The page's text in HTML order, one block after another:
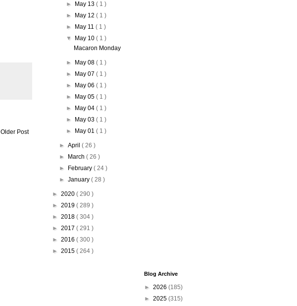
Older Post
►
May 13( 1 )
►
May 12( 1 )
►
May 11( 1 )
▼
May 10( 1 )
Macaron Monday
► May 08( 1 )
►
May 07( 1 )
►
May 06( 1 )
►
May 05( 1 )
►
May 04( 1 )
►
May 03( 1 )
►
May 01( 1 )
► April ( 26 )
►
March ( 26 )
►
February ( 24 )
► January ( 28 )
► 2020 ( 290 )
► 2019 ( 289 )
► 2018 ( 304 )
► 2017 ( 291 )
► 2016 ( 300 )
► 2015 ( 264 )
Blog Archive
► 2026 (185)
► 2025 (315)